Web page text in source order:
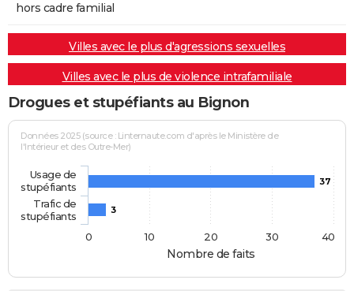
hors cadre familial
Villes avec le plus d'agressions sexuelles
Villes avec le plus de violence intrafamiliale
Drogues et stupéfiants au Bignon
Nombre de faits
Données 2025 (source : Linternaute.com d'après le Ministère de
l'Intérieur et des Outre-Mer)
37
3
Usage de
stupéfiants
Trafic de
stupéfiants
0
10 20 30 40